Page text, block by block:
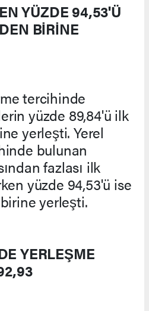
YÜZDE 94,53'Ü
BİRİNE
tercihinde
yüzde 89,84'ü ilk
yerleşti. Yerel
bulunan
fazlası ilk
yüzde 94,53'ü ise
yerleşti.
YERLEŞME